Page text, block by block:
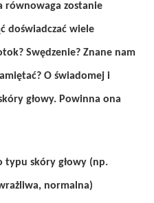
równowaga zostanie
doświadczać wiele
Swędzenie? Znane nam
O świadomej i
głowy. Powinna ona
typu skóry głowy (np.
normalna)